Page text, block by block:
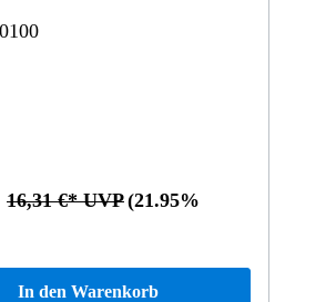
16,31 €* UVP(21.95%
In den Warenkorb